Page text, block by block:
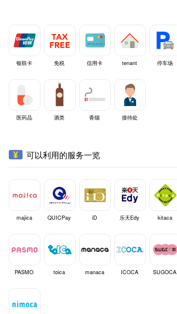
银联卡 免税 信用卡 tenant 停车场
医药品 酒类 香烟 接待处
可以利用的服务一览
majica QUICPay iD 乐天Edy kitaca
PASMO toica manaca ICOCA SUGOCA